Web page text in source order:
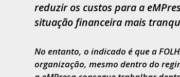
reduzir os custos para a
situação financeira mais
No entanto, o indicado é que a
organização, mesmo dentro do